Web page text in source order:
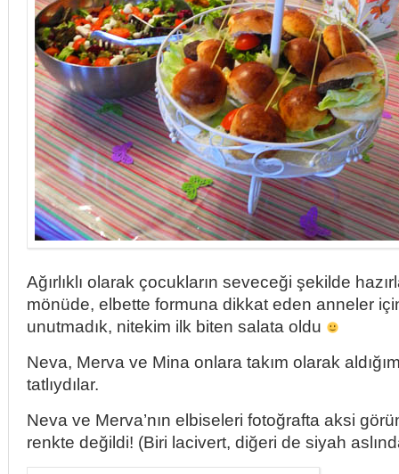
Ağırlıklı olarak çocukların seveceği şekilde
mönüde, elbette formuna dikkat eden anneler
unutmadık, nitekim ilk biten salata oldu
Neva, Merva ve Mina onlara takım olarak
tatlıydılar.
Neva ve Merva’nın elbiseleri fotoğrafta aksi
renkte değildi! (Biri lacivert, diğeri de siyah